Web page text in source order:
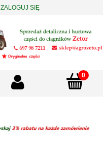
ZALOGUJ SIĘ